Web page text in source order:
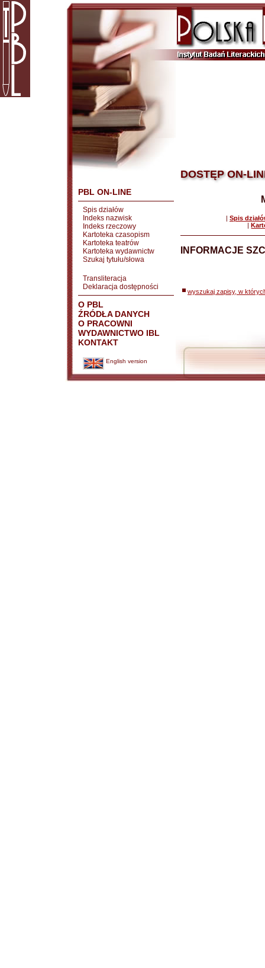
PBL ON-LINE
Spis działów
Indeks nazwisk
Indeks rzeczowy
Kartoteka czasopism
Kartoteka teatrów
Kartoteka wydawnictw
Szukaj tytułu/słowa
Transliteracja
Deklaracja dostępności
O PBL
ŹRÓDŁA DANYCH
O PRACOWNI
WYDAWNICTWO IBL
KONTAKT
English version
DOSTĘP ON-
| Spis
|
INFORMACJE
wyszukaj zapisy, w